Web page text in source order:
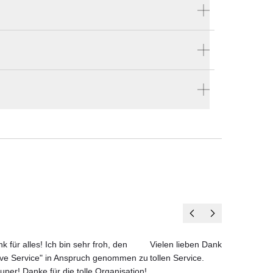
für alles! Ich bin sehr froh, den
Service" in Anspruch genommen zu
Vielen lieben Dank für das
tollen Service.